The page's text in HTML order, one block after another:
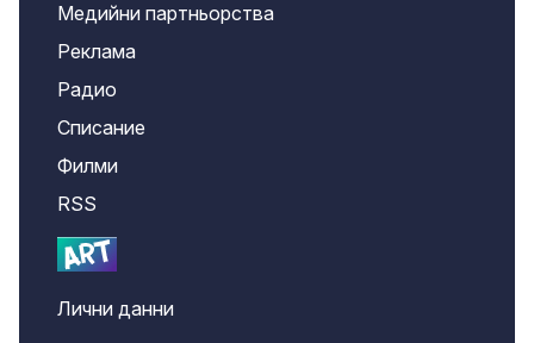
Медийни партньорства
Реклама
Радио
Списание
Филми
RSS
Лични данни